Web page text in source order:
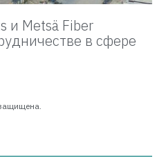
и Metsä Fiber
в сфере